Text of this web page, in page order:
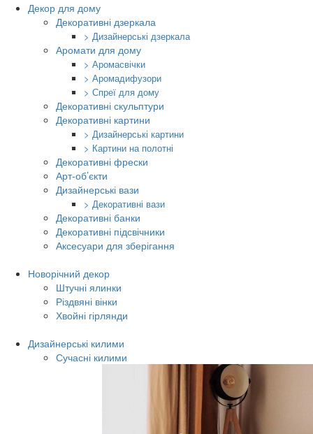
Декор для дому
Декоративні дзеркала
> Дизайнерські дзеркала
Аромати для дому
> Аромасвічки
> Аромадифузори
> Спреї для дому
Декоративні скульптури
Декоративні картини
> Дизайнерські картини
> Картини на полотні
Декоративні фрески
Арт-об’єкти
Дизайнерські вази
> Декоративні вази
Декоративні банки
Декоративні підсвічники
Аксесуари для зберігання
Новорічний декор
Штучні ялинки
Різдвяні вінки
Хвойні гірлянди
Дизайнерські килими
Сучасні килими